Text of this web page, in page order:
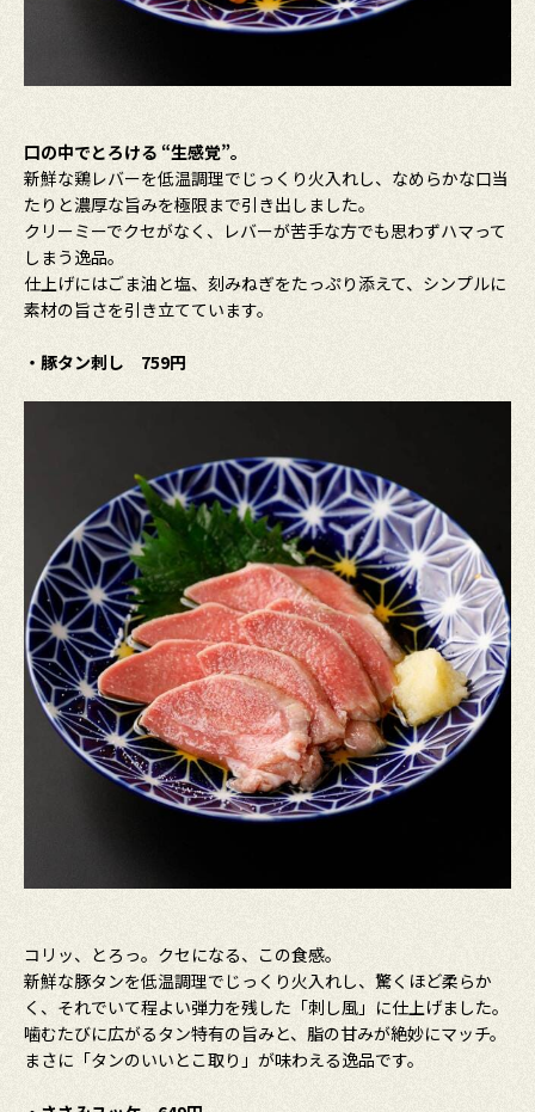
口の中でとろける “生感覚”。
新鮮な鶏レバーを低温調理でじっくり火入れし、なめらかな口当
たりと濃厚な旨みを極限まで引き出しました。
クリーミーでクセがなく、レバーが苦手な方でも思わずハマって
しまう逸品。
仕上げにはごま油と塩、刻みねぎをたっぷり添えて、シンプルに
素材の旨さを引き立てています。
・豚タン刺し 759円
コリッ、とろっ。クセになる、この食感。
新鮮な豚タンを低温調理でじっくり火入れし、驚くほど柔らか
く、それでいて程よい弾力を残した「刺し風」に仕上げました。
噛むたびに広がるタン特有の旨みと、脂の甘みが絶妙にマッチ。
まさに「タンのいいとこ取り」が味わえる逸品です。